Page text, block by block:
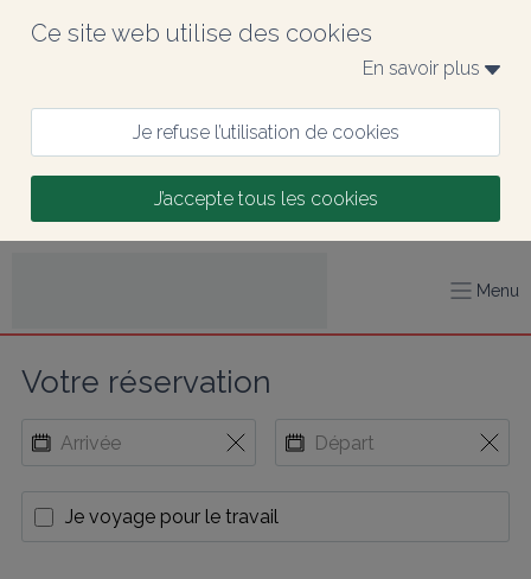
Ce site web utilise des cookies
En savoir plus
Je refuse l’utilisation de cookies
J’accepte tous les cookies
Menu
Votre réservation
Je voyage pour le travail